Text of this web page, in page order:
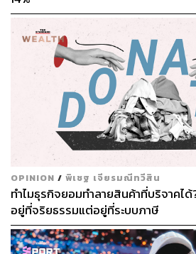
OPINION / พิเชฐ เจียรมณีทวีสิน
ทำไมธุรกิจยอมทำลายสินค้าที่บริจาคไ
อยู่ที่จริยธรรมแต่อยู่ที่ระบบภาษี